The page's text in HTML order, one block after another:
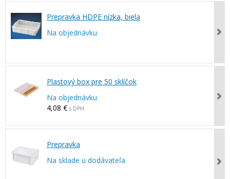
Prepravka HDPE nízka, biela
Na objednávku
Plastový box pre 50 sklíčok
Na objednávku
4,08 € s DPH
Prepravka
Na sklade u dodávateľa